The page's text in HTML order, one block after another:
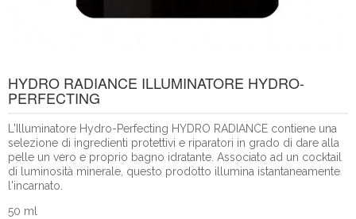
HYDRO RADIANCE ILLUMINATORE HYDRO-
PERFECTING
L'Illuminatore Hydro-Perfecting HYDRO RADIANCE contiene una
selezione di ingredienti protettivi e riparatori in grado di dare alla
pelle un vero e proprio bagno idratante. Associato ad un cocktail
di luminosità minerale, questo prodotto illumina istantaneamente
l'incarnato.
50 ml